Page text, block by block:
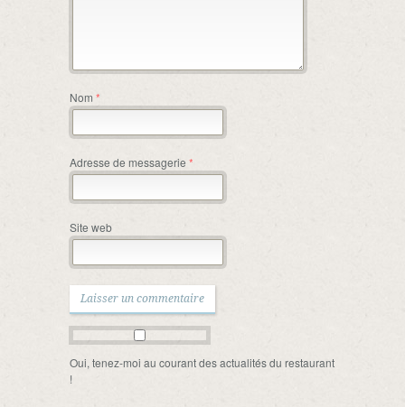
Nom *
Adresse de messagerie *
Site web
Oui, tenez-moi au courant des actualités du restaurant
!